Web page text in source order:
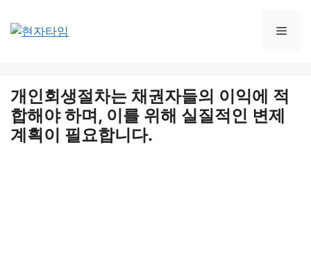
개인회생절차는 채권자들의 이익에 적
합해야 하며, 이를 위해 실질적인 변제
계획이 필요합니다.